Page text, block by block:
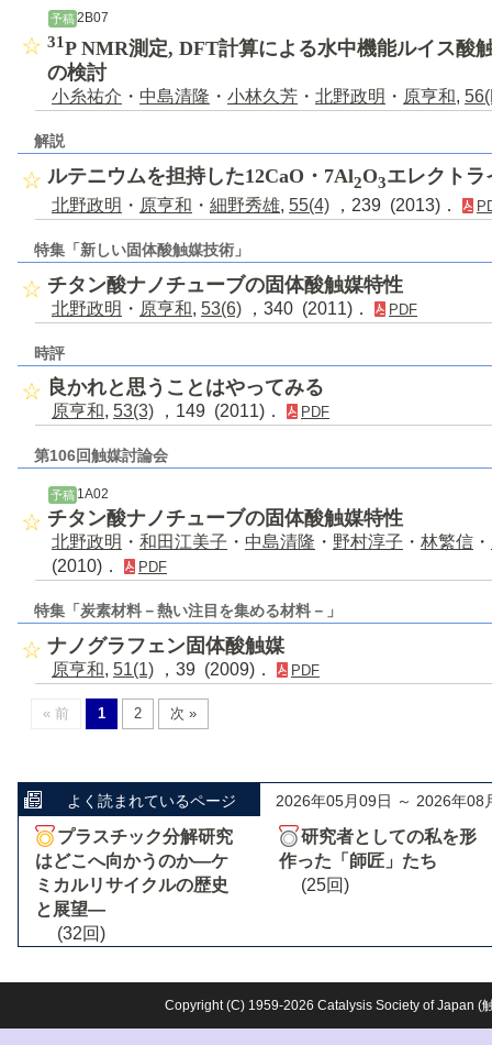
予稿2B07
31P NMR測定, DFT計算による水中機能ルイス酸
の検討
小糸祐介 ・ 中島清隆 ・ 小林久芳 ・ 北野政明 ・ 原亨和,
解説
ルテニウムを担持した12CaO・7Al2O3エレクトラ
北野政明 ・ 原亨和 ・ 細野秀雄, 55(4) ，239 (2013)．
特集「新しい固体酸触媒技術」
チタン酸ナノチューブの固体酸触媒特性
北野政明 ・ 原亨和, 53(6) ，340 (2011)． PDF
時評
良かれと思うことはやってみる
原亨和, 53(3) ，149 (2011)． PDF
第106回触媒討論会
予稿 1A02
チタン酸ナノチューブの固体酸触媒特性
北野政明 ・ 和田江美子 ・ 中島清隆 ・ 野村淳子 ・ 林繁信 ・
(2010)．
PDF
特集「炭素材料－熱い注目を集める材料－」
ナノグラフェン固体酸触媒
原亨和, 51(1) ，39 (2009)． PDF
« 前 1 2 次 »
よく読まれているページ 2026年05月09日 ～ 2026年08
プラスチック分解研究
はどこへ向かうのか―ケ
ミカルリサイクルの歴史
と展望―
(32回)
研究者としての私を形
作った「師匠」たち
(25回)
Copyright (C) 1959-2026 Catalysis Society of Japan (